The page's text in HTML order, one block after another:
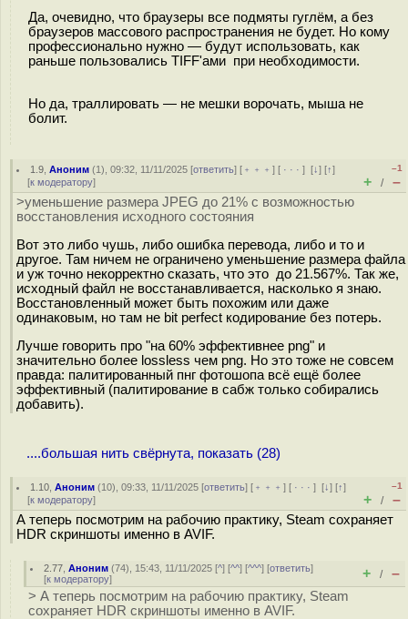
Да, очевидно, что браузеры все подмяты гуглём, а без
браузеров массового распространения не будет. Но кому
профессионально нужно — будут использовать, как
раньше пользовались TIFF'ами при необходимости.
Но да, траллировать — не мешки ворочать, мыша не
болит.
1.9 ,Аноним (1), 09:32, 11/11/2025 [ответить] [ ﹢﹢﹢] [ · · ·][↓] [↑]
[к модератору]
–1
+ / –
>уменьшение размера JPEG до 21% c возможностью
восстановления исходного состояния
Вот это либо чушь, либо ошибка перевода, либо и то и
другое. Там ничем не ограничено уменьшение размера файла
и уж точно некорректно сказать, что это до 21.567%. Так же,
исходный файл не восстанавливается, насколько я знаю.
Восстановленный может быть похожим или даже
одинаковым, но там не bit perfect кодирование без потерь.
Лучше говорить про "на 60% эффективнее png" и
значительно более lossless чем png. Но это тоже не совсем
правда: палитированный пнг фотошопа всё ещё более
эффективный (палитирование в сабж только собирались
добавить).
....большая нить свёрнута, показать (28)
1.10 ,Аноним (10), 09:33, 11/11/2025 [ответить] [ ﹢﹢﹢] [ · · ·][↓] [↑]
[к модератору]
–1
+ / –
А теперь посмотрим на рабочию практику, Steam сохраняет
HDR скриншоты именно в AVIF.
2.77 ,Аноним (74), 15:43, 11/11/2025 [^] [^^] [^^^] [ответить]
[к модератору] + / –
> А теперь посмотрим на рабочию практику, Steam
сохраняет HDR скриншоты именно в AVIF.